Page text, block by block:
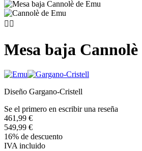
 
Mesa baja Cannolè
Diseño Gargano-Cristell
Se el primero en escribir una reseña
461,99 €
549,99 €
16% de descuento
IVA incluido